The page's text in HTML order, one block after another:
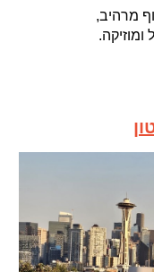
מרהיב,
ומוזיקה.